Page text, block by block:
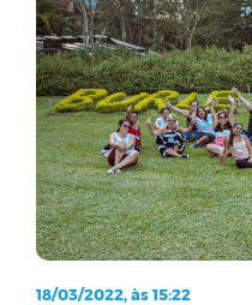
18/03/2022, às 15:22